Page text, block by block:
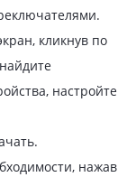
кликнув по
настройте
нажав